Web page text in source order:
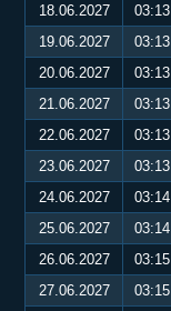
18.06.2027
03:13
19.06.2027
03:13
20.06.2027
03:13
21.06.2027
03:13
22.06.2027
03:13
23.06.2027
03:13
24.06.2027
03:14
25.06.2027
03:14
26.06.2027
03:15
27.06.2027
03:15